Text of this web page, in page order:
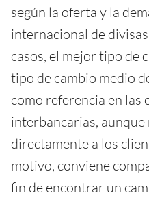
según la oferta y la
internacional de
casos, el mejor tipo de
tipo de cambio medio
como referencia en las
interbancarias, aunque
directamente a los
motivo, conviene
fin de encontrar un